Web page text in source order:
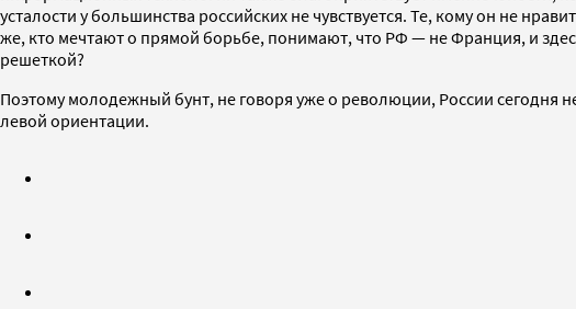
усталости у большинства российских не чувствуется. Те, кому он не
же, кто мечтают о прямой борьбе, понимают, что РФ — не Франция, и
решеткой?
Поэтому молодежный бунт, не говоря уже о революции, России сегодня
левой ориентации.